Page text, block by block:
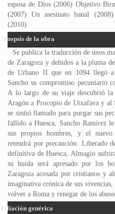
esposa de Dios (2006) Objetivo
(2007) Un asesinato banal
(2010)
Sinopsis de la obra
Se publica la traducción de unos
de Zaragoza y debidos a la pluma
de Urbano II que en 1094 llegó
Sancho su compromiso pecuniario
A lo largo de su viaje descubrió la
Aragón a Procopio de Utxafava y al
se sintió llamado para purgar sus
fallido a Huesca, Sancho Ramírez
sus propios hombres, y el
retendrá por precaución. Liberado
definitiva de Huesca, Almagio
su huida será apresado por los
Zaragoza acosada por cristianos y
imaginativa crónica de sus vivencias,
volver a Roma y renegar de los
Filiación genérica